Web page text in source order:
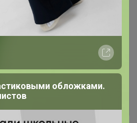
или задать вопрос
на сайте
Зарегистрироваться
обложками.